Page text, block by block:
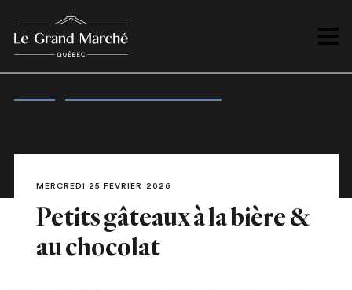
Ouvrir
MERCREDI 25 FÉVRIER 2026
Petits gâteaux à la bière &
au chocolat